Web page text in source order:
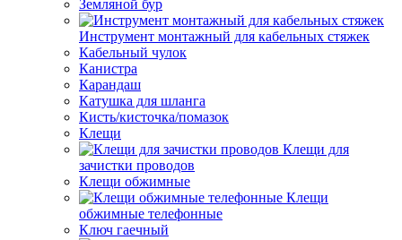
Земляной бур
Инструмент монтажный для кабельных стяжек
Кабельный чулок
Канистра
Карандаш
Катушка для шланга
Кисть/кисточка/помазок
Клещи
Клещи для
зачистки проводов
Клещи обжимные
Клещи
обжимные телефонные
Ключ гаечный